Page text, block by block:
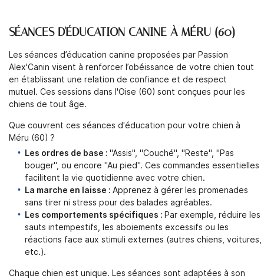
ACCUEIL
APPROCHE
SERVICES
TARIFS
BOUTIQUE
AVIS
CONTACT
Une question
06 20 74 62
Restez
Inscription
SÉANCES D'ÉDUCATION CANINE À MÉRU (60)
Les séances d’éducation canine proposées par Passion
Alex'Canin visent à renforcer l’obéissance de votre chien tout
en établissant une relation de confiance et de respect
mutuel. Ces sessions dans l'Oise (60) sont conçues pour les
chiens de tout âge.
Que couvrent ces séances d'éducation pour votre chien à
Méru (60) ?
Les ordres de base : "Assis", "Couché", "Reste", "Pas
bouger", ou encore "Au pied". Ces commandes essentielles
facilitent la vie quotidienne avec votre chien.
La marche en laisse : Apprenez à gérer les promenades
sans tirer ni stress pour des balades agréables.
Les comportements spécifiques : Par exemple, réduire les
sauts intempestifs, les aboiements excessifs ou les
réactions face aux stimuli externes (autres chiens, voitures,
etc.).
Chaque chien est unique. Les séances sont adaptées à son